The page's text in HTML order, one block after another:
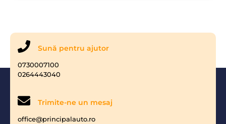
Sună pentru ajutor
0730007100
0264443040
Trimite-ne un mesaj
office@principalauto.ro